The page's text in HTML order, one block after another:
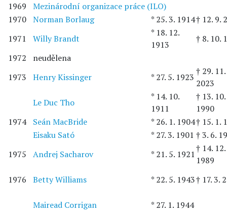
1969
Mezinárodní organizace práce (ILO)
1970 Norman Borlaug * 25. 3. 1914† 12. 9.
1971
Willy Brandt
* 18. 12.
1913
† 8. 10.
1972
neudělena
1973
Henry Kissinger * 27. 5. 1923
† 29. 11.
2023
Le Duc Tho
* 14. 10.
1911
† 13. 10.
1990
1974
Seán MacBride * 26. 1. 1904† 15. 1.
Eisaku Sató
* 27. 3. 1901 † 3. 6.
1975
Andrej Sacharov * 21. 5. 1921
† 14. 12.
1989
1976
Betty Williams * 22. 5. 1943† 17. 3.
Mairead Corrigan
* 27. 1. 1944